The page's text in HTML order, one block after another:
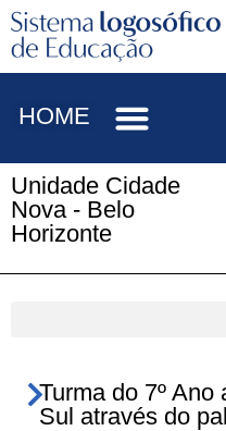
HOME
Unidade Cidade
Nova - Belo
Horizonte
Turma do 7º
Sul através do